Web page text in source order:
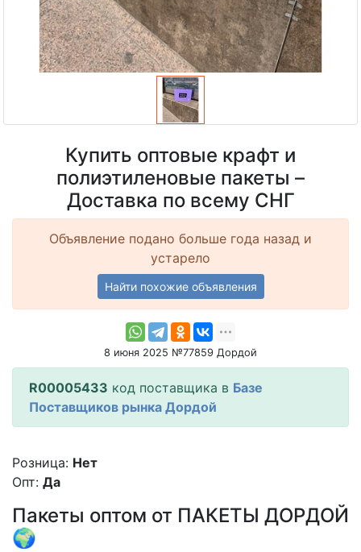
Купить оптовые крафт и
полиэтиленовые пакеты –
Доставка по всему СНГ
Объявление подано больше года назад и
устарело
Найти похожие объявления
8 июня 2025 №77859 Дордой
R00005433 код поставщика в Базе
Поставщиков рынка Дордой
Розница: Нет
Опт: Да
Пакеты оптом от ПАКЕТЫ ДОРДОЙ
🌍